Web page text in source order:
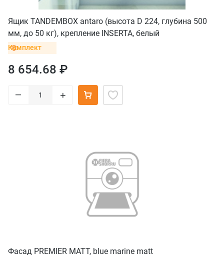
Ящик TANDEMBOX antaro (высота D 224, глубина 500
мм, до 50 кг), крепление INSERTA, белый
Комплект
8 654.68 ₽
– +
Фасад PREMIER MATT, blue marine matt